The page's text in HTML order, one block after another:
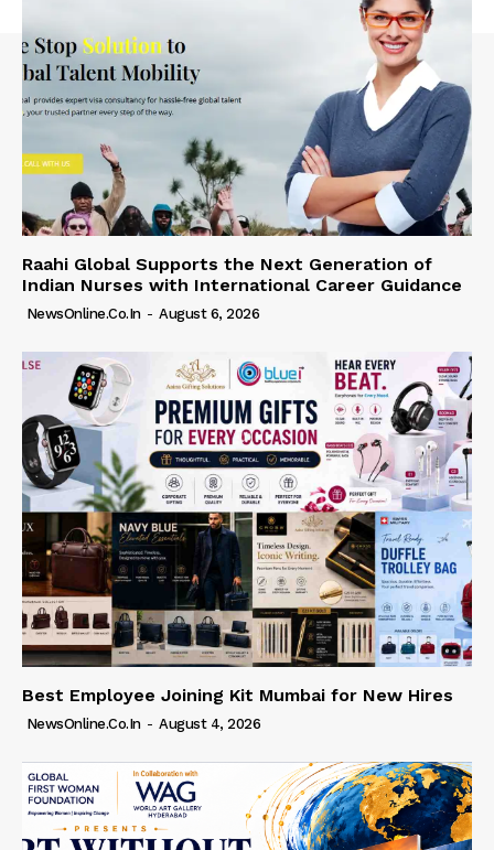
Raahi Global Supports the Next Generation of
Indian Nurses with International Career Guidance
NewsOnline.co.in - August 6, 2026
Best Employee Joining Kit Mumbai for New Hires
NewsOnline.co.in - August 4, 2026